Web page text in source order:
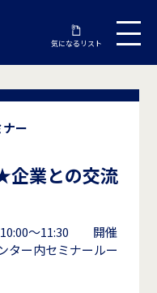
気になるリスト
ナー
企業との交流
）10:00～11:30 開催
ター内セミナールー